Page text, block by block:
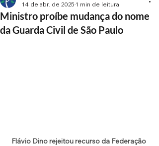
Ministro proíbe mudança do nome
da Guarda Civil de São Paulo
14 de abr. de 2025 1 min de leitura
Flávio Dino rejeitou recurso da Federação